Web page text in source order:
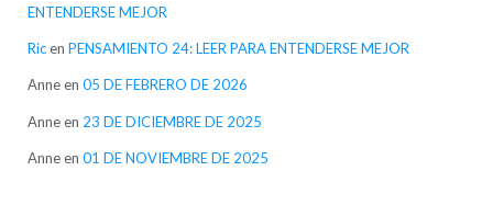
ENTENDERSE MEJOR
Ricen PENSAMIENTO 24: LEER PARA ENTENDERSE MEJOR
Anneen 05 DE FEBRERO DE 2026
Anneen 23 DE DICIEMBRE DE 2025
Anneen 01 DE NOVIEMBRE DE 2025